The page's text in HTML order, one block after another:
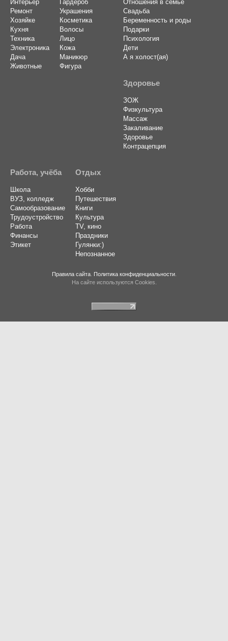
Интерьер
Ремонт
Хозяйке
Кухня
Техника
Электроника
Дача
Животные
Гардероб
Украшения
Косметика
Волосы
Лицо
Кожа
Маникюр
Фигура
Отношения в семье
Свадьба
Беременность и роды
Подарки
Психология
Дети
А я холост(ая)
Здоровье
ЗОЖ
Физкультура
Массаж
Закаливание
Здоровье
Контрацепция
Работа, учёба
Школа
ВУЗ, колледж
Самообразование
Трудоустройство
Работа
Финансы
Этикет
Отдых
Хобби
Путешествия
Книги
Культура
TV, кино
Праздники
Гулянки:)
Непознанное
Правила сайта. Политика конфиденциальности.
На сайте используются Cookies.